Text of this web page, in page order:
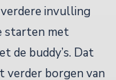
invulling
starten met
de buddy’s. Dat
verder borgen van